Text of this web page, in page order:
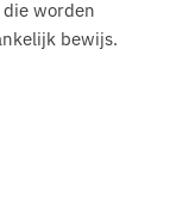
worden
bewijs.